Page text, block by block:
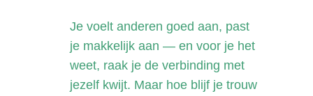
Je voelt anderen goed aan, past
je makkelijk aan — en voor je het
weet, raak je de verbinding met
jezelf kwijt. Maar hoe blijf je trouw